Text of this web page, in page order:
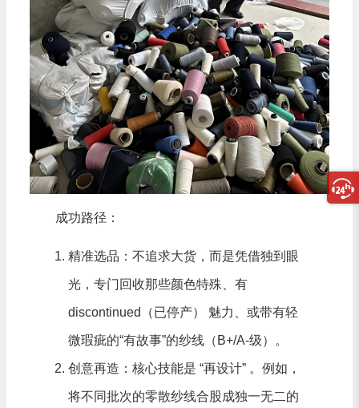
成功路径：
精准选品：不追求大货，而是凭借独到眼
光，专门回收那些颜色特殊、有
discontinued（已停产） 魅力、或带有轻
微瑕疵的“有故事”的纱线（B+/A-级）。
创意再造：核心技能是 “再设计” 。例如，
将不同批次的零散纱线合股成独一无二的